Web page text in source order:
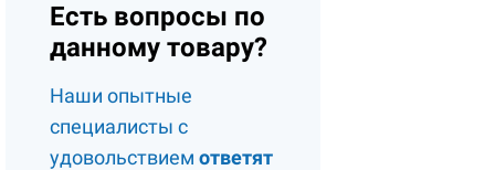
Есть вопросы по
данному товару?
Наши опытные
специалисты с
удовольствием ответят